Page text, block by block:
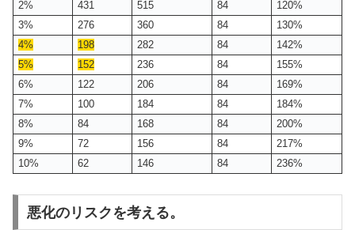
2%
431 515 84
120%
3%
276 360 84
130%
4%
198 282 84
142%
5%
152 236 84
155%
6%
122 206 84
169%
7%
100 184 84
184%
8%
84 168 84
200%
9%
72 156 84
217%
10%
62 146 84 236%
悪化のリスクを考える。